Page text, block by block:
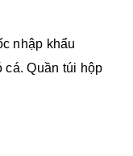
nhập khẩu
cá. Quần túi hộp